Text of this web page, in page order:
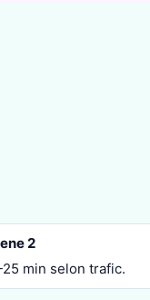
2
25 min selon trafic.